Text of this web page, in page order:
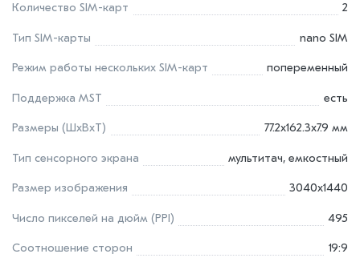
Количество SIM-карт 2
Тип SIM-карты nano SIM
Режим работы нескольких SIM-карт попеременный
Поддержка MST есть
Размеры (ШxВxТ) 77.2x162.3x7.9 мм
Тип сенсорного экрана мультитач, емкостный
Размер изображения 3040x1440
Число пикселей на дюйм (PPI) 495
Соотношение сторон 19:9